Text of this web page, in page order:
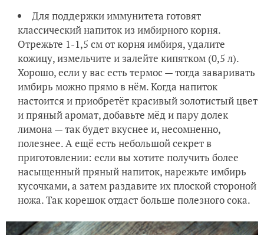
Для поддержки иммунитета готовят
классический напиток из имбирного корня.
Отрежьте 1-1,5 см от корня имбиря, удалите
кожицу, измельчите и залейте кипятком (0,5 л).
Хорошо, если у вас есть термос — тогда заваривать
имбирь можно прямо в нём. Когда напиток
настоится и приобретёт красивый золотистый цвет
и пряный аромат, добавьте мёд и пару долек
лимона — так будет вкуснее и, несомненно,
полезнее. А ещё есть небольшой секрет в
приготовлении: если вы хотите получить более
насыщенный пряный напиток, нарежьте имбирь
кусочками, а затем раздавите их плоской стороной
ножа. Так корешок отдаст больше полезного сока.